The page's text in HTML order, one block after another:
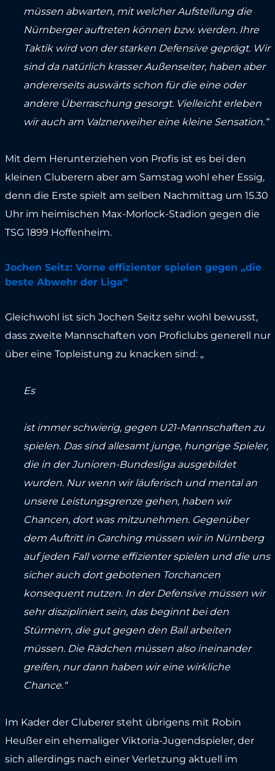
müssen abwarten, mit welcher Aufstellung die
Nürnberger auftreten können bzw. werden. Ihre
Taktik wird von der starken Defensive geprägt. Wir
sind da natürlich krasser Außenseiter, haben aber
andererseits auswärts schon für die eine oder
andere Überraschung gesorgt. Vielleicht erleben
wir auch am Valznerweiher eine kleine Sensation.“
Mit dem Herunterziehen von Profis ist es bei den
kleinen Cluberern aber am Samstag wohl eher Essig,
denn die Erste spielt am selben Nachmittag um 15.30
Uhr im heimischen Max-Morlock-Stadion gegen die
TSG 1899 Hoffenheim.
Jochen Seitz: Vorne effizienter spielen gegen „die
beste Abwehr der Liga“
Gleichwohl ist sich Jochen Seitz sehr wohl bewusst,
dass zweite Mannschaften von Proficlubs generell nur
über eine Topleistung zu knacken sind: „
Es
ist immer schwierig, gegen U21-Mannschaften zu
spielen. Das sind allesamt junge, hungrige Spieler,
die in der Junioren-Bundesliga ausgebildet
wurden. Nur wenn wir läuferisch und mental an
unsere Leistungsgrenze gehen, haben wir
Chancen, dort was mitzunehmen. Gegenüber
dem Auftritt in Garching müssen wir in Nürnberg
auf jeden Fall vorne effizienter spielen und die uns
sicher auch dort gebotenen Torchancen
konsequent nutzen. In der Defensive müssen wir
sehr diszipliniert sein, das beginnt bei den
Stürmern, die gut gegen den Ball arbeiten
müssen. Die Rädchen müssen also ineinander
greifen, nur dann haben wir eine wirkliche
Chance.“
Im Kader der Cluberer steht übrigens mit Robin
Heußer ein ehemaliger Viktoria-Jugendspieler, der
sich allerdings nach einer Verletzung aktuell im